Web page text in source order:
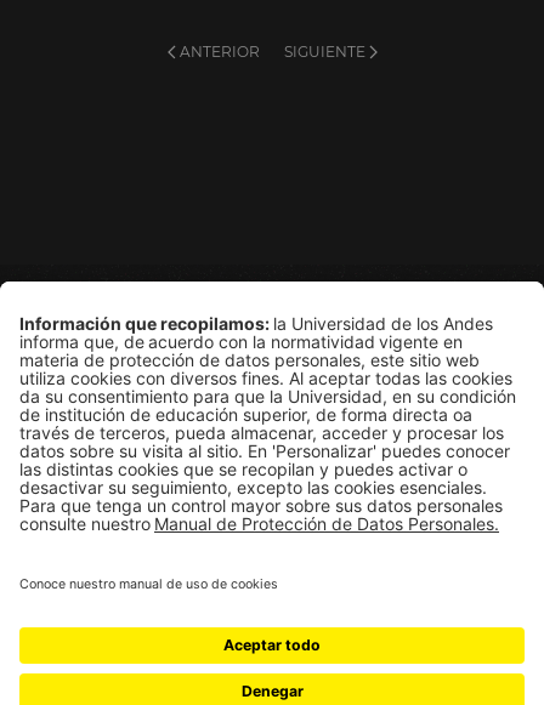
ANTERIOR SIGUIENTE
Grupo de Física Estadística
Departamento de Física
Edificio Ip
Universidad de los Andes | Vigilada Mineducación
Reconocimiento como Universidad: Decreto 1297 del 30 de mayo
Reconocimiento personería jurídica: Resolución 28 del 23 de